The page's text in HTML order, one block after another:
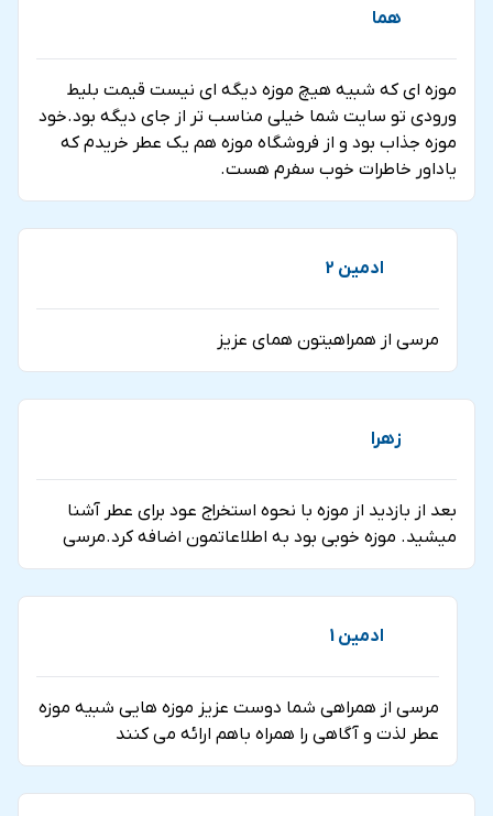
هما
موزه اي كه شبيه هيچ موزه ديگه اي نيست قيمت بليط
ورودي تو سايت شما خيلي مناسب تر از جاي ديگه بود.خود
موزه جذاب بود و از فروشگاه موزه هم يك عطر خريدم كه
ياداور خاطرات خوب سفرم هست.
ادمين 2
مرسي از همراهيتون هماي عزيز
زهرا
بعد از بازدید از موزه با نحوه استخراج عود برای عطر آشنا
میشید. موزه خوبی بود به اطلاعاتمون اضافه کرد.مرسی
ادمین 1
مرسی از همراهی شما دوست عزیز موزه هایی شبیه موزه
عطر لذت و آگاهی را همراه باهم ارائه می کنند